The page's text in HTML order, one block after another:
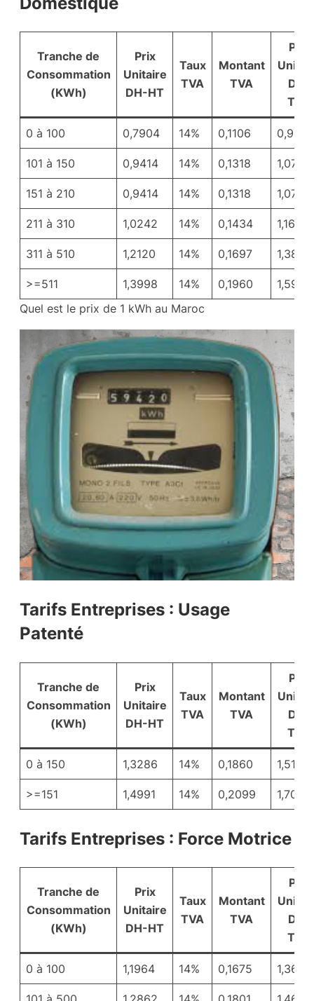
Tranche de
Consommation
(KWh)
Prix
Unitaire
DH-HT
Taux
TVA
Montant
TVA
Prix
DH-
TTC
0 à 100 0,7904 14% 0,1106 0,901
101 à 150 0,9414 14% 0,1318 1,0732
151 à 210 0,9414 14% 0,1318 1,0732
211 à 310 1,0242 14% 0,1434 1,1676
311 à 510 1,2120 14% 0,1697 1,3817
>=511 1,3998 14% 0,1960
1,5958
Quel est le prix de 1 kWh au Maroc
Tarifs Entreprises : Usage
Patenté
Tranche de
Consommation
(KWh)
Prix
Unitaire
DH-HT
Taux
TVA
Montant
TVA
Prix
DH-
TTC
0 à 150 1,3286 14% 0,1860 1,5146
>=151 1,4991 14% 0,2099 1,709
Tarifs Entreprises : Force Motrice
Tranche de
Consommation
(KWh)
Prix
Unitaire
DH-HT
Taux
TVA
Montant
TVA
Prix
DH-
TTC
0 à 100 1,1964 14% 0,1675 1,3639